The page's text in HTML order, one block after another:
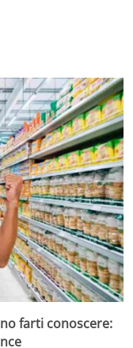
farti conoscere: